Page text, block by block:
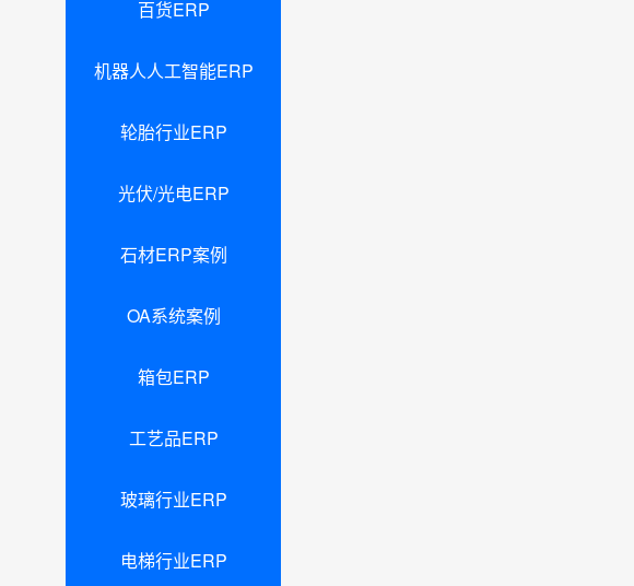
百货ERP
机器人人工智能ERP
轮胎行业ERP
光伏/光电ERP
石材ERP案例
OA系统案例
箱包ERP
工艺品ERP
玻璃行业ERP
电梯行业ERP